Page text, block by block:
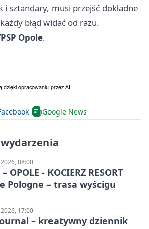
i sztandary, musi przejść dokładne
błąd widać od razu.
Opole.
Google News
08:00
– OPOLE - KOCIERZ RESORT
Pologne – trasa wyścigu
17:00
– kreatywny dziennik